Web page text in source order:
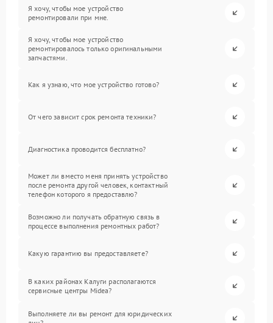
Я хочу, чтобы мое устройство
ремонтировали при мне.
Я хочу, чтобы мое устройство
ремонтировалось только оригинальными
запчастями.
Как я узнаю, что мое устройство готово?
От чего зависит срок ремонта техники?
Диагностика проводится бесплатно?
Может ли вместо меня принять устройство
после ремонта другой человек, контактный
телефон которого я предоставлю?
Возможно ли получать обратную связь в
процессе выполнения ремонтных работ?
Какую гарантию вы предоставляете?
В каких районах Калуги располагаются
сервисные центры Midea?
Выполняете ли вы ремонт для юридических